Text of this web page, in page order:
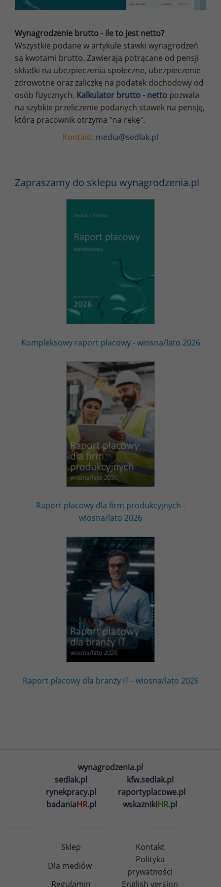
Wynagrodzenie brutto - ile to jest netto?
Wszystkie podane w artykule stawki wynagrodzeń
są kwotami brutto. Zawierają potrącane od pensji
składki na ubezpieczenia społeczne, ubezpieczenie
zdrowotne oraz zaliczkę na podatek dochodowy od
osób fizycznych. Kalkulator brutto - netto pozwala
na szybkie przeliczenie podanych stawek na pensję,
którą pracownik otrzyma "na rękę".
Kontakt: media@sedlak.pl
Zapraszamy do sklepu wynagrodzenia.pl
Kompleksowy raport płacowy - wiosna/lato 2026
Raport płacowy dla firm produkcyjnych -
wiosna/lato 2026
Raport płacowy dla branży IT - wiosna/lato 2026
wynagrodzenia.pl
sedlak.pl
kfw.sedlak.pl
rynekpracy.pl
raportyplacowe.pl
badaniaHR.pl wskaznikiHR.pl
Sklep
Kontakt
Dla mediów
Polityka
prywatności
Regulamin
English version